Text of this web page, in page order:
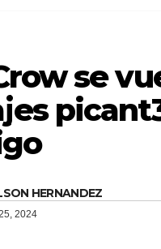
se
HERNANDEZ
2024